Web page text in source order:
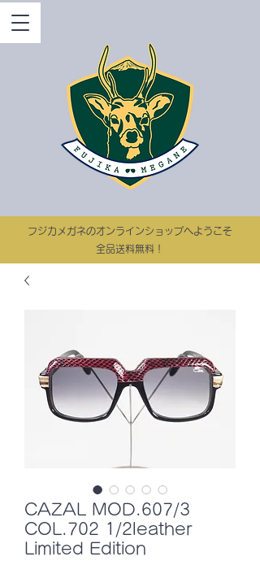
​フジカメガネのオンラインショップへようこそ
​​全品送料無料！
CAZAL MOD.607/3
COL.702 1/2leather
Limited Edition